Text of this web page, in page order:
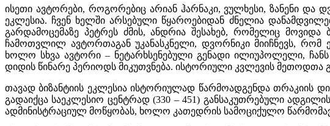
ისეთი ავტორები, როგორებიც არიან ჰარნაკი, ვულხესი, ზანენი და
ეკლესია. ჩვენ ხელში არსებული წყაროებიდან ძნელია
გარდამოცემაზე პეტრეს ძმის, ანდრია შესახებ, რომელიც
ჩამოთვლილ ავტორთაგან უკანასკნელი, დვორნიკი მიიჩნევს,
ხოლო სხვა ავტორი – ნეტარხსენებული გენადი ილიუპოლელი,
დიდის წინარე პერიოდს მიკუთვნება. ისტორიული კვლევის მეთოდთა
თავად ბიზანტიის ეკლესია ისტორიულად წარმოადგენდა თრაკიის
გადაიქცა საეკლესიო ცენტრად (330 – 451) განსაკუთრებული
ადმინისტრაციულ მოწყობას, ხოლო კათედრის სამოციქულო